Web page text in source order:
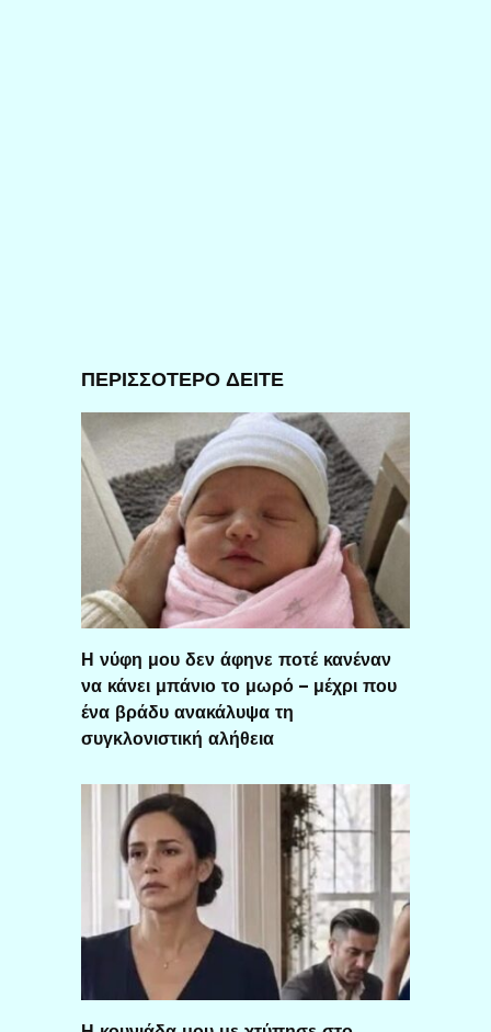
ΠΕΡΙΣΣΟΤΕΡΟ ΔΕΙΤΕ
Η νύφη μου δεν άφηνε ποτέ κανέναν
να κάνει μπάνιο το μωρό – μέχρι που
ένα βράδυ ανακάλυψα τη
συγκλονιστική αλήθεια